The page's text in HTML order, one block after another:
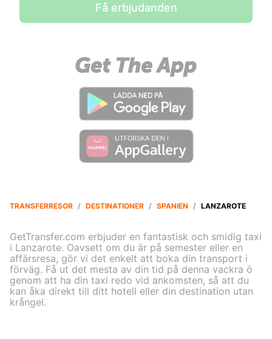
Få erbjudanden
TRANSFERRESOR / DESTINATIONER / SPANIEN / LANZAROTE
GetTransfer.com erbjuder en fantastisk och smidig taxi
i Lanzarote. Oavsett om du är på semester eller en
affärsresa, gör vi det enkelt att boka din transport i
förväg. Få ut det mesta av din tid på denna vackra ö
genom att ha din taxi redo vid ankomsten, så att du
kan åka direkt till ditt hotell eller din destination utan
krångel.